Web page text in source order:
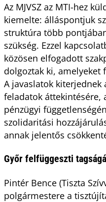
Az MJVSZ az MTI-hez
kiemelte: álláspontjuk
struktúra több
szükség. Ezzel
közösen elfogadott
dolgoztak ki, amelyeket
A javaslatok kiterjednek
feladatok áttekintésére,
pénzügyi
szolidaritási
annak jelentős
Győr felfüggeszti
Pintér Bence (Tiszta
polgármestere a